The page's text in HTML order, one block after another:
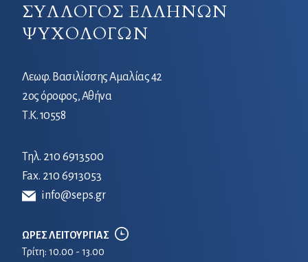
ΣΥΛΛΟΓΟΣ ΕΛΛΗΝΩΝ
ΨΥΧΟΛΟΓΩΝ
Λεωφ. Βασιλίσσης Αμαλίας 42
2ος όροφος, Αθήνα
Τ.Κ. 10558
Τηλ. 210 6913500
Fax. 210 6913053
info@seps.gr
ΩΡΕΣ ΛΕΙΤΟΥΡΓΙΑΣ
Τρίτη: 10.00 - 13.00